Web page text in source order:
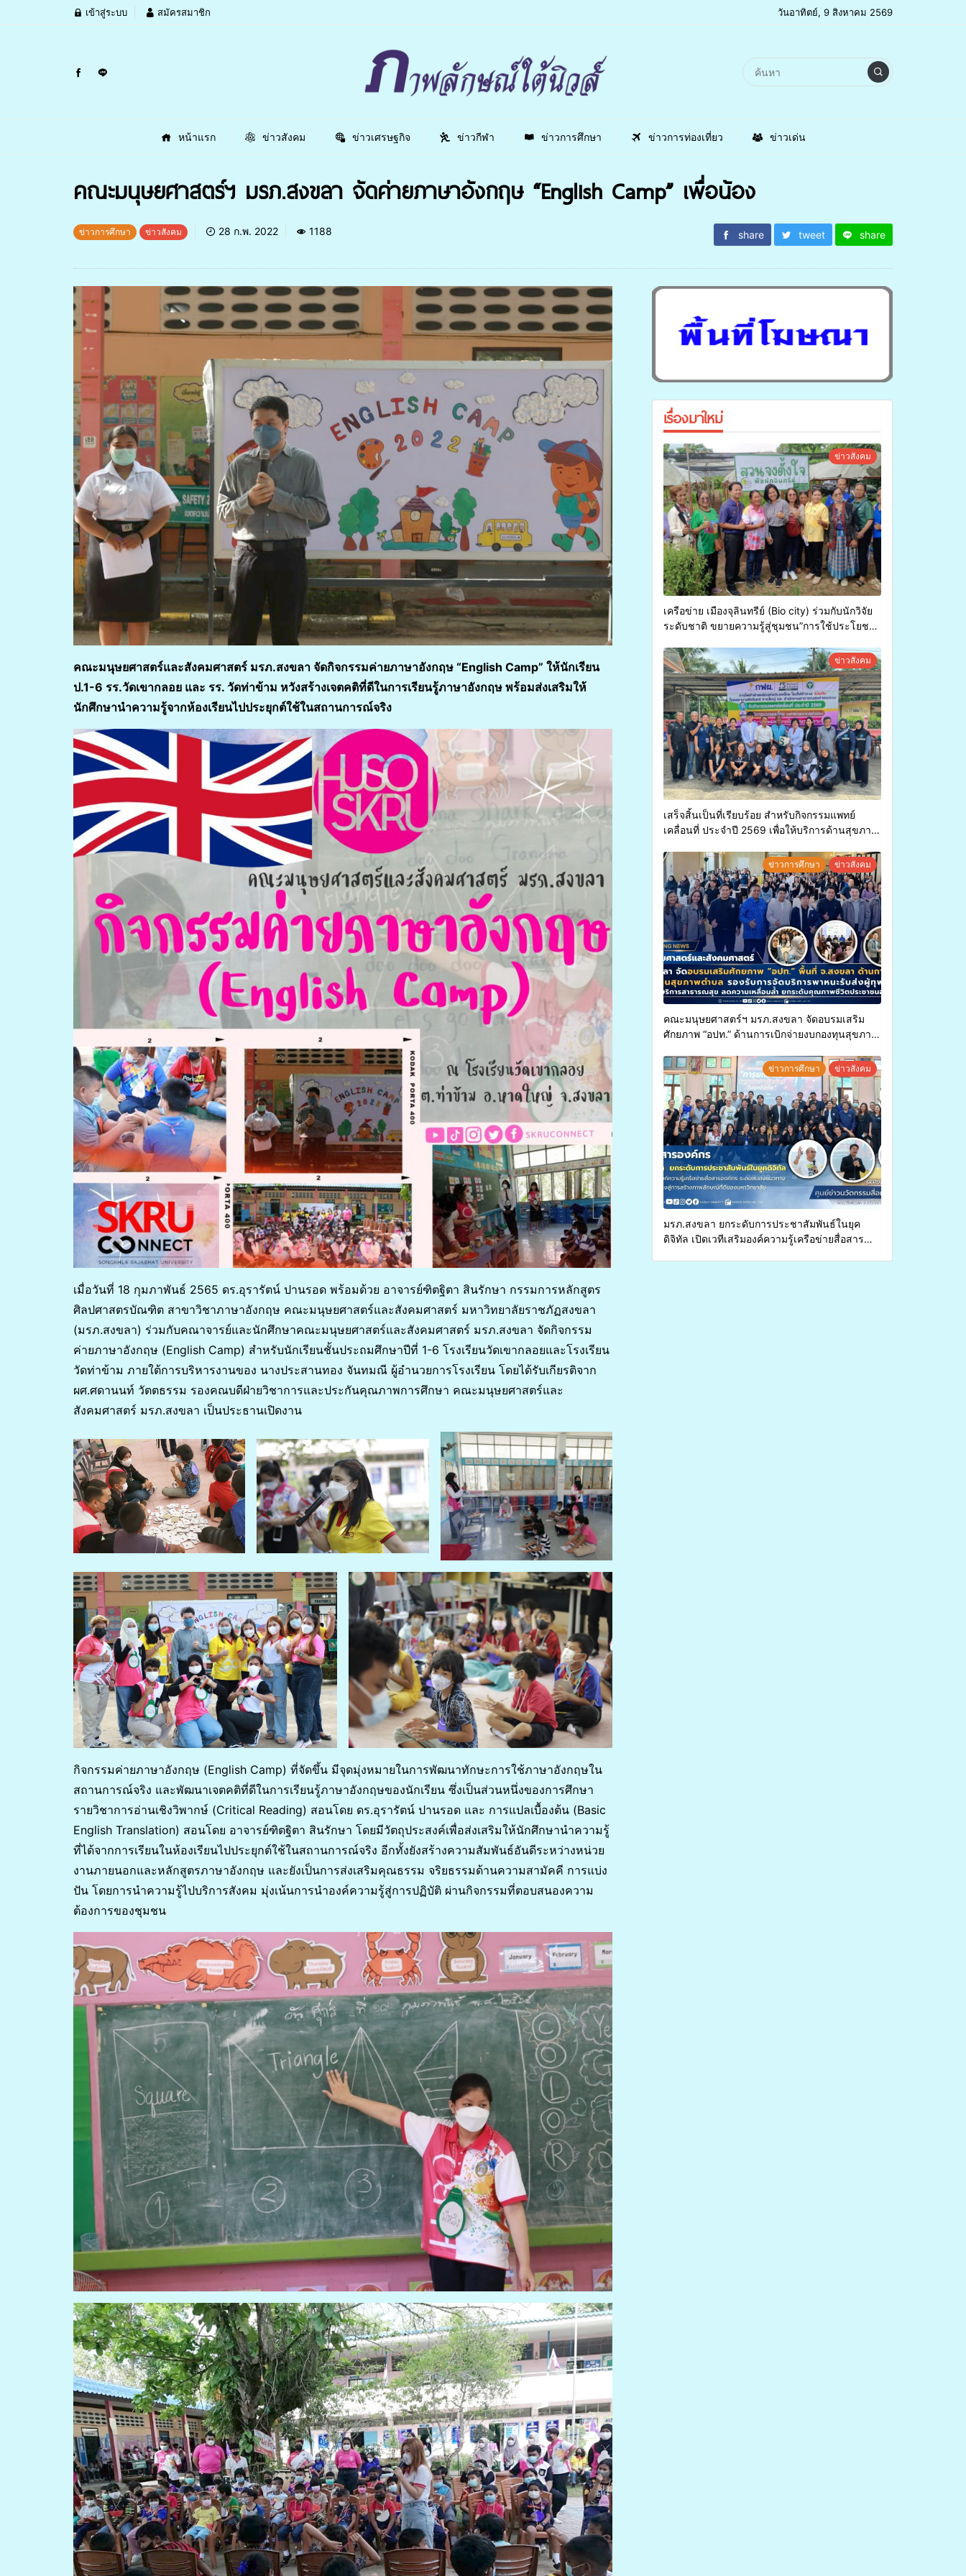
เข้าสู่ระบบ สมัครสมาชิก วันอาทิตย์, 9 สิงหาคม 2569
หน้าแรก ข่าวสังคม ข่าวเศรษฐกิจ ข่าวกีฬา ข่าวการศึกษา ข่าวการท่องเที่ยว ข่าวเด่น
คณะมนุษยศาสตร์ฯ มรภ.สงขลา จัดค่ายภาษาอังกฤษ “English Camp” เพื่อน้อง
ข่าวการศึกษา ข่าวสังคม 28 ก.พ. 2022 1188 share tweet share
คณะมนุษยศาสตร์และสังคมศาสตร์ มรภ.สงขลา จัดกิจกรรมค่ายภาษาอังกฤษ “English Camp” ให้นักเรียน
ป.1-6 รร.วัดเขากลอย และ รร. วัดท่าข้าม หวังสร้างเจตคติที่ดีในการเรียนรู้ภาษาอังกฤษ พร้อมส่งเสริมให้
นักศึกษานำความรู้จากห้องเรียนไปประยุกต์ใช้ในสถานการณ์จริง
เมื่อวันที่ 18 กุมภาพันธ์ 2565 ดร.อุรารัตน์ ปานรอด พร้อมด้วย อาจารย์ฑิตฐิตา สินรักษา กรรมการหลักสูตร
ศิลปศาสตรบัณฑิต สาขาวิชาภาษาอังกฤษ คณะมนุษยศาสตร์และสังคมศาสตร์ มหาวิทยาลัยราชภัฏสงขลา
(มรภ.สงขลา) ร่วมกับคณาจารย์และนักศึกษาคณะมนุษยศาสตร์และสังคมศาสตร์ มรภ.สงขลา จัดกิจกรรม
ค่ายภาษาอังกฤษ (English Camp) สำหรับนักเรียนชั้นประถมศึกษาปีที่ 1-6 โรงเรียนวัดเขากลอยและโรงเรียน
วัดท่าข้าม ภายใต้การบริหารงานของ นางประสานทอง จันทมณี ผู้อำนวยการโรงเรียน โดยได้รับเกียรติจาก
ผศ.ศดานนท์ วัตตธรรม รองคณบดีฝ่ายวิชาการและประกันคุณภาพการศึกษา คณะมนุษยศาสตร์และ
สังคมศาสตร์ มรภ.สงขลา เป็นประธานเปิดงาน
กิจกรรมค่ายภาษาอังกฤษ (English Camp) ที่จัดขึ้น มีจุดมุ่งหมายในการพัฒนาทักษะการใช้ภาษาอังกฤษใน
สถานการณ์จริง และพัฒนาเจตคติที่ดีในการเรียนรู้ภาษาอังกฤษของนักเรียน ซึ่งเป็นส่วนหนึ่งของการศึกษา
รายวิชาการอ่านเชิงวิพากษ์ (Critical Reading) สอนโดย ดร.อุรารัตน์ ปานรอด และ การแปลเบื้องต้น (Basic
English Translation) สอนโดย อาจารย์ฑิตฐิตา สินรักษา โดยมีวัตถุประสงค์เพื่อส่งเสริมให้นักศึกษานำความรู้
ที่ได้จากการเรียนในห้องเรียนไปประยุกต์ใช้ในสถานการณ์จริง อีกทั้งยังสร้างความสัมพันธ์อันดีระหว่างหน่วย
งานภายนอกและหลักสูตรภาษาอังกฤษ และยังเป็นการส่งเสริมคุณธรรม จริยธรรมด้านความสามัคคี การแบ่ง
ปัน โดยการนำความรู้ไปบริการสังคม มุ่งเน้นการนำองค์ความรู้สู่การปฏิบัติ ผ่านกิจกรรมที่ตอบสนองความ
ต้องการของชุมชน
เรื่องมาใหม่
ข่าวสังคม
เครือข่าย เมืองจุลินทรีย์ (Bio city) ร่วมกับนักวิจัย
ระดับชาติ ขยายความรู้สู่ชุมชน”การใช้ประโยชน์
ค่า-พืชเศรษฐกิจ”
ข่าวสังคม
เสร็จสิ้นเป็นที่เรียบร้อย สำหรับกิจกรรมแพทย์
เคลื่อนที่ ประจำปี 2569 เพื่อให้บริการด้านสุขภาพ
ข่าวการศึกษา ข่าวสังคม
คณะมนุษยศาสตร์ฯ มรภ.สงขลา จัดอบรมเสริม
ศักยภาพ “อปท.” ด้านการเบิกจ่ายงบกองทุนสุขภาพ
ทุพพลภาพเพื่อเข้ารับบริการสาธารณสุข ลดความ
เหลื่อมล้ำ ยกระดับคุณภาพชีวิตประชาชนอย่าง
ยั่งยืน
ข่าวการศึกษา ข่าวสังคม
มรภ.สงขลา ยกระดับการประชาสัมพันธ์ในยุค
ดิจิทัล เปิดเวทีเสริมองค์ความรู้เครือข่ายสื่อสาร